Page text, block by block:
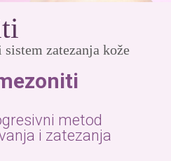
zatezanja kože
metod
i zatezanja